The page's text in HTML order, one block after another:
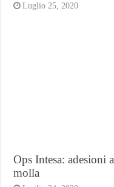
Luglio 25, 2020
Ops Intesa: adesioni
molla